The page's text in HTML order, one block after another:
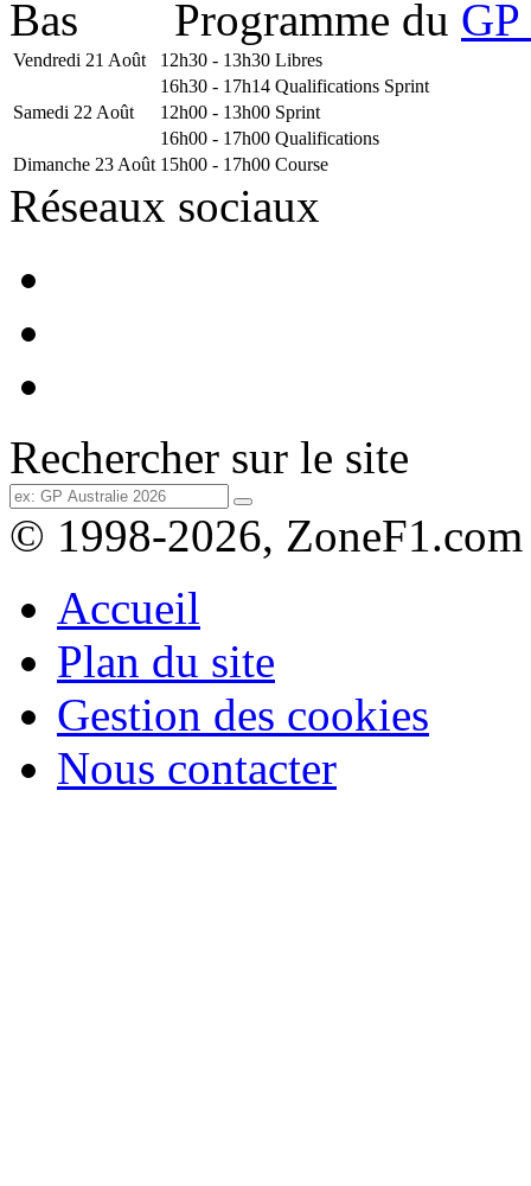
Programme du
Vendredi 21 Août 12h30 - 13h30 Libres
16h30 - 17h14 Qualifications Sprint
Samedi 22 Août
12h00 - 13h00 Sprint
16h00 - 17h00 Qualifications
Dimanche 23 Août 15h00 - 17h00 Course
Réseaux sociaux
Rechercher sur le site
© 1998-2026, ZoneF1.com
Accueil
Plan du site
Gestion des cookies
Nous contacter